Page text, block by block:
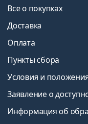
Все о покупках
Доставка
Оплата
Пункты сбора
Условия и
Заявление о
Информация об